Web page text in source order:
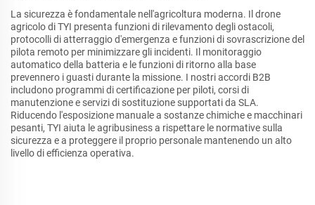
La sicurezza è fondamentale nell'agricoltura moderna. Il drone
agricolo di TYI presenta funzioni di rilevamento degli ostacoli,
protocolli di atterraggio d'emergenza e funzioni di sovrascrizione del
pilota remoto per minimizzare gli incidenti. Il monitoraggio
automatico della batteria e le funzioni di ritorno alla base
prevennero i guasti durante la missione. I nostri accordi B2B
includono programmi di certificazione per piloti, corsi di
manutenzione e servizi di sostituzione supportati da SLA.
Riducendo l'esposizione manuale a sostanze chimiche e macchinari
pesanti, TYI aiuta le agribusiness a rispettare le normative sulla
sicurezza e a proteggere il proprio personale mantenendo un alto
livello di efficienza operativa.